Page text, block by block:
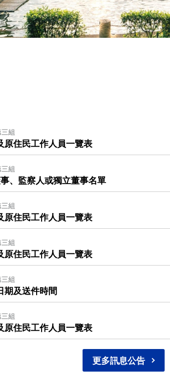
組
住民工作人員一覽表
組
、監察人或獨立董事名單
組
住民工作人員一覽表
組
住民工作人員一覽表
組
期及送件時間
組
住民工作人員一覽表
更多訊息公告